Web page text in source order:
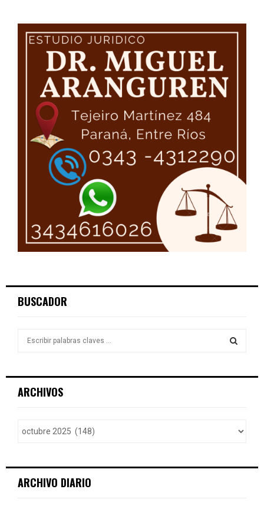
BUSCADOR
h
ARCHIVOS
ARCHIVO DIARIO